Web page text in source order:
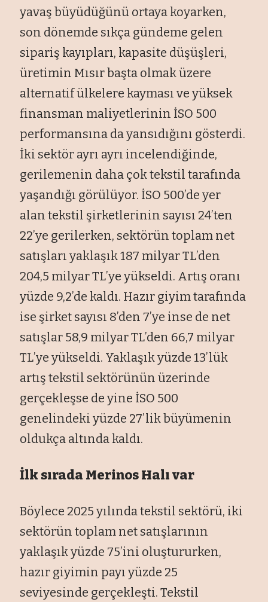
yavaş büyüdüğünü ortaya koyarken,
son dönemde sıkça gündeme gelen
sipariş kayıpları, kapasite düşüşleri,
üretimin Mısır başta olmak üzere
alternatif ülkelere kayması ve yüksek
finansman maliyetlerinin İSO 500
performansına da yansıdığını gösterdi.
İki sektör ayrı ayrı incelendiğinde,
gerilemenin daha çok tekstil tarafında
yaşandığı görülüyor. İSO 500’de yer
alan tekstil şirketlerinin sayısı 24’ten
22’ye gerilerken, sektörün toplam net
satışları yaklaşık 187 milyar TL’den
204,5 milyar TL’ye yükseldi. Artış oranı
yüzde 9,2’de kaldı. Hazır giyim tarafında
ise şirket sayısı 8’den 7’ye inse de net
satışlar 58,9 milyar TL’den 66,7 milyar
TL’ye yükseldi. Yaklaşık yüzde 13’lük
artış tekstil sektörünün üzerinde
gerçekleşse de yine İSO 500
genelindeki yüzde 27’lik büyümenin
oldukça altında kaldı.
İlk sırada Merinos Halı var
Böylece 2025 yılında tekstil sektörü, iki
sektörün toplam net satışlarının
yaklaşık yüzde 75’ini oluştururken,
hazır giyimin payı yüzde 25
seviyesinde gerçekleşti. Tekstil